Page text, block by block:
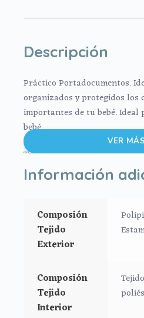
Descripción
Práctico Portadocumentos.
organizados y protegidos los
importantes de tu bebé.
bebé.
Tu eliges:
1. Exterior en tejido polipiel
2. Exterior en tejido
Para el interior tejido blanco
de limpiar por dentro y por
agua fría jabones no
Bolsillos interiores en los dos
comodidad y que no te falte
VER
Información
Composión
Tejido
Exterior
Composión
Tejido
Interior